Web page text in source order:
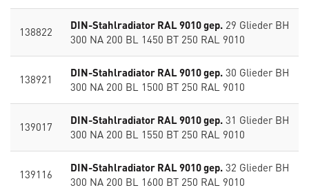
138822 DIN-Stahlradiator RAL 9010 gep. 29 Glieder BH
300 NA 200 BL 1450 BT 250 RAL 9010
138921 DIN-Stahlradiator RAL 9010 gep. 30 Glieder BH
300 NA 200 BL 1500 BT 250 RAL 9010
139017 DIN-Stahlradiator RAL 9010 gep. 31 Glieder BH
300 NA 200 BL 1550 BT 250 RAL 9010
139116 DIN-Stahlradiator RAL 9010 gep. 32 Glieder BH
300 NA 200 BL 1600 BT 250 RAL 9010